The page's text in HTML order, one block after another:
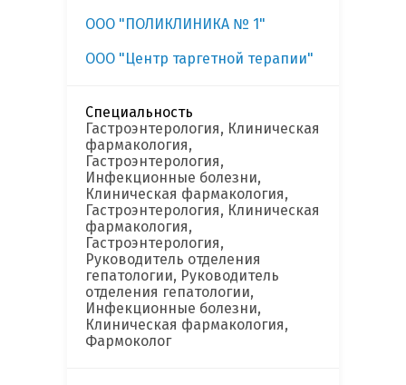
ООО "ПОЛИКЛИНИКА № 1"
ООО "Центр таргетной терапии"
Специальность
Гастроэнтерология, Клиническая
фармакология,
Гастроэнтерология,
Инфекционные болезни,
Клиническая фармакология,
Гастроэнтерология, Клиническая
фармакология,
Гастроэнтерология,
Руководитель отделения
гепатологии, Руководитель
отделения гепатологии,
Инфекционные болезни,
Клиническая фармакология,
Фармоколог